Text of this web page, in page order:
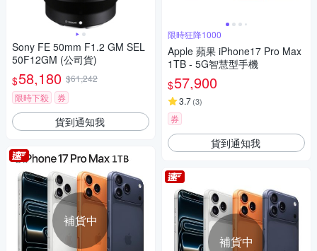
Sony FE 50mm F1.2 GM SEL
50F12GM (公司貨)
$58,180 $61,242
限時下殺
券
貨到通知我
補貨中
限時狂降1000
Apple 蘋果 iPhone17 Pro Max
1TB - 5G智慧型手機
$57,900
3.7(3)
券
貨到通知我
補貨中